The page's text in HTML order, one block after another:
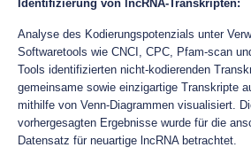
Identifizierung von lncRNA-Transkripten:
Analyse des Kodierungspotenzials unter
Softwaretools wie CNCI, CPC, Pfam-scan
Tools identifizierten nicht-kodierenden
gemeinsame sowie einzigartige Transkripte
mithilfe von Venn-Diagrammen visualisiert.
vorhergesagten Ergebnisse wurde für die
Datensatz für neuartige lncRNA betrachtet.